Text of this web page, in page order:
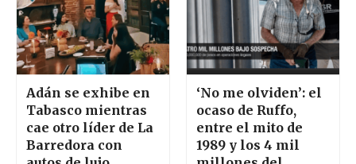
Adán se exhibe en
Tabasco mientras
cae otro líder de La
Barredora con
‘No me olviden’: el
ocaso de Ruffo,
entre el mito de
1989 y los 4 mil